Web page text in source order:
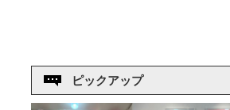
ピックアップ